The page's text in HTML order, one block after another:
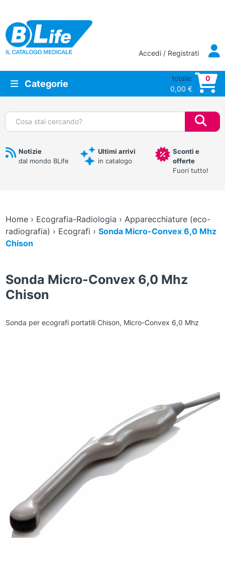
Vai al contenuto principale
Accedi / Registrati
Categorie
totale:
0,00 €
0
Cerca:
Notizie
dal mondo BLife
Ultimi arrivi
in catalogo
Sconti e
offerte
Fuori tutto!
Home› Ecografia-Radiologia › Apparecchiature (eco-
radiografia) › Ecografi › Sonda Micro-Convex 6,0 Mhz
Chison
Sonda Micro-Convex 6,0 Mhz
Chison
Sonda per ecografi portatili Chison, Micro-Convex 6,0 Mhz